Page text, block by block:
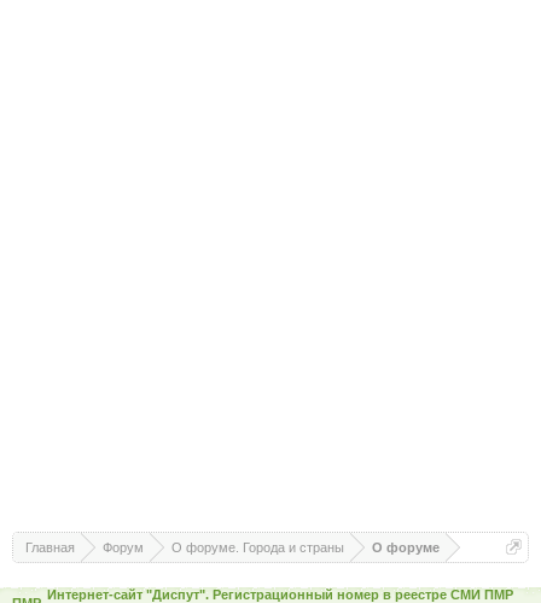
Главная Форум О форуме. Города и страны О форуме
Интернет-сайт "Диспут". Регистрационный номер в реестре СМИ ПМР